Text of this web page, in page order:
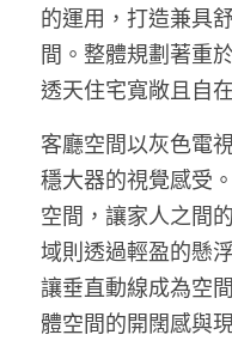
的運用，打造兼具
間。整體規劃著重
透天住宅寬敞且自
客廳空間以灰色電
穩大器的視覺感受
空間，讓家人之間
域則透過輕盈的懸
讓垂直動線成為空
體空間的開闊感與